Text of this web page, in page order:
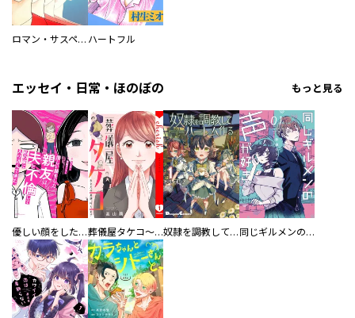
ロマン・サスペンス劇場 赤いドレス ハートフル
エッセイ・日常・ほのぼの もっと見る
優しい顔をした親友は、夫と不倫して私の家に入り込んできた。 葬儀屋タケコ～あなたの最期、叶えます【電子単行本版】 奴隷を調教してハーレム作る 同じギルメンの声が好き